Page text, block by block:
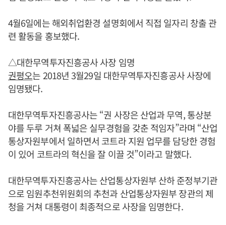
4월6일에는 해외취업환경 설명회에서 직접 일자리 창출 관
련 활동을 홍보했다.
△대한무역투자진흥공사 사장 임명
권평오는 2018년 3월29일 대한무역투자진흥공사 사장에
임명됐다.
대한무역투자진흥공사는 “권 사장은 산업과 무역, 통상분
야를 두루 거쳐 폭넓은 실무경험을 갖춘 적임자”라며 “산업
통상자원부에서 일하면서 코트라 지원 업무를 담당한 경험
이 있어 코트라의 혁신을 잘 이끌 것”이라고 말했다.
대한무역투자진흥공사는 산업통상자원부 산하 준정부기관
으로 임원추천위원회의 추천과 산업통상자원부 장관의 제
청을 거쳐 대통령이 최종적으로 사장을 임명한다.